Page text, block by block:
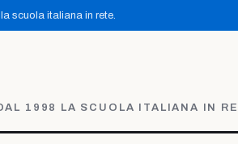
scuola italiana in rete.
1998 LA SCUOLA ITALIANA IN